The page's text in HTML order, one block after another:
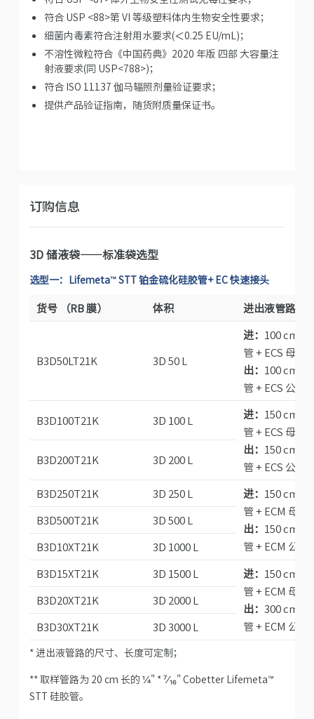
符合 USP <88>第 VI 等级塑料体内生物安全性要求；
细菌内毒素符合注射用水要求(＜0.25 EU/mL)；
不溶性微粒符合《中国药典》2020 年版 四部 大容量注
射液要求(同 USP<788>)；
符合 ISO 11137 伽马辐照剂量验证要求；
提供产品验证指南，随货附质量保证书。
订购信息
3D 储液袋——标准袋选型
选型一：Lifemeta™ STT 铂金硫化硅胶管+ EC 快速接头
货号 （RB 膜） 体积 进出液管路
B3D50LT21K 3D 50 L
进： 100 cm
管 + ECS 母接
出： 100 cm
管 + ECS 公接
B3D100T21K 3D 100 L 进： 150 cm
管 + ECS 母接
出： 150 cm
管 + ECS 公接
B3D200T21K 3D 200 L
B3D250T21K 3D 250 L 进： 150 cm
管 + ECM 母
出： 150 cm
管 + ECM 公
B3D500T21K
3D 500 L
B3D10XT21K
3D 1000 L
B3D15XT21K
3D 1500 L 进： 150 cm
管 + ECM 母
出： 300 cm
管 + ECM 公
B3D20XT21K
3D 2000 L
B3D30XT21K
3D 3000 L
* 进出液管路的尺寸、长度可定制；
** 取样管路为 20 cm 长的 ¼" * ⁷⁄₁₆" Cobetter Lifemeta™
STT 硅胶管。